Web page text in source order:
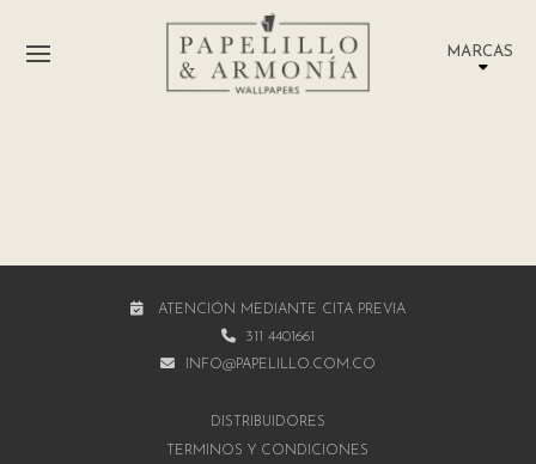
MARCAS
ATENCIÓN MEDIANTE CITA PREVIA
311 4401661
INFO@PAPELILLO.COM.CO
DISTRIBUIDORES
TÉRMINOS Y CONDICIONES